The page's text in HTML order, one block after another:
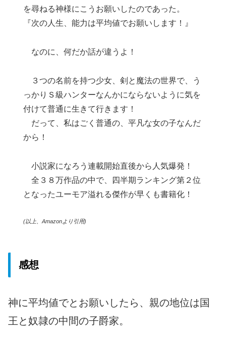
を尋ねる神様にこうお願いしたのであった。
『次の人生、能力は平均値でお願いします！』
なのに、何だか話が違うよ！
３つの名前を持つ少女、剣と魔法の世界で、う
っかりＳ級ハンターなんかにならないように気を
付けて普通に生きて行きます！
だって、私はごく普通の、平凡な女の子なんだ
から！
小説家になろう連載開始直後から人気爆発！
全３８万作品の中で、四半期ランキング第２位
となったユーモア溢れる傑作が早くも書籍化！
(以上、Amazonより引用)
感想
神に平均値でとお願いしたら、親の地位は国
王と奴隷の中間の子爵家。